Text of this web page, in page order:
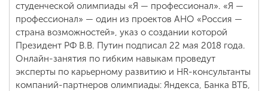
студенческой олимпиады «Я — профессионал». «Я —
профессионал» — один из проектов АНО «Россия —
страна возможностей», указ о создании которой
Президент РФ В.В. Путин подписал 22 мая 2018 года.
Онлайн-занятия по гибким навыкам проведут
эксперты по карьерному развитию и HR-консультанты
компаний-партнеров олимпиады: Яндекса, Банка ВТБ,